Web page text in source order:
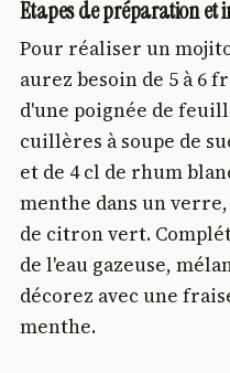
Étapes de préparation et
Pour réaliser un
aurez besoin de 5 à 6
d'une poignée de
cuillères à soupe de
et de 4 cl de rhum
menthe dans un
de citron vert.
de l'eau gazeuse,
décorez avec une
menthe.